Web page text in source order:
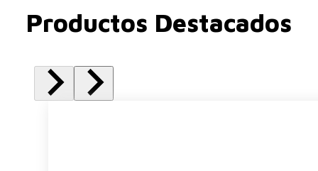
Productos Destacados